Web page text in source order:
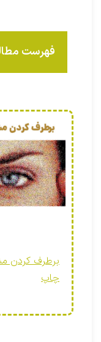
فهرست
برطرف کردن
چاپ